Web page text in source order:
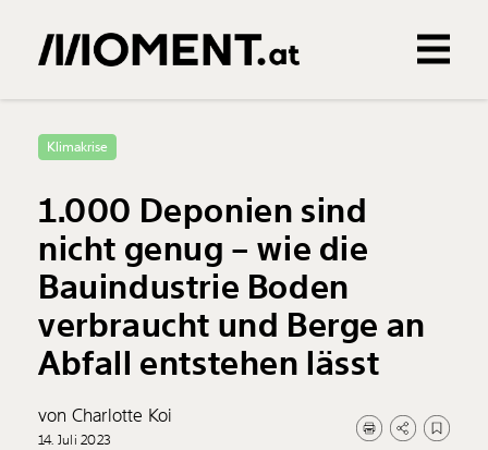
0Treffer
Klimakrise
1.000 Deponien sind
nicht genug – wie die
Bauindustrie Boden
verbraucht und Berge an
Abfall entstehen lässt
von Charlotte Koi
14. Juli 2023